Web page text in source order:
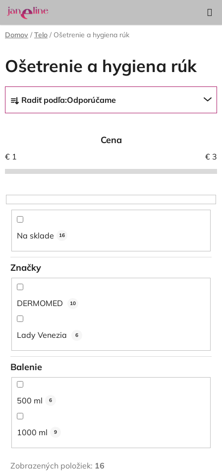
Prejsť
na
obsah
KOŠÍK
Domov / Telo / Ošetrenie a hygiena rúk
Ošetrenie a hygiena rúk
a
d
i
e
r
o
o
Radiť podľa:Odporúčame
Cena
€ 1 € 3
Na sklade 16
Značky
DERMOMED 10
Lady Venezia 6
Balenie
500 ml 6
1000 ml 9
Zobrazených položiek: 16